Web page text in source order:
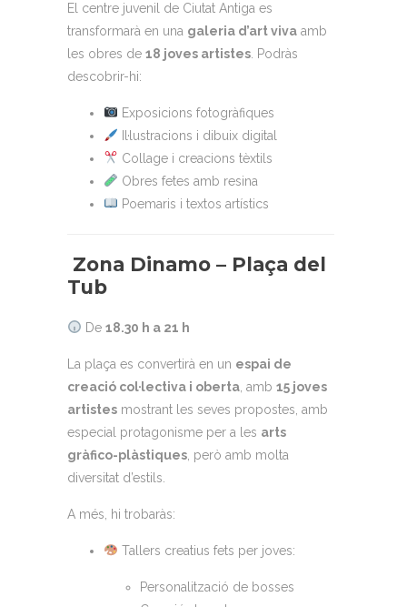
El centre juvenil de Ciutat Antiga es
transformarà en una galeria d’art viva amb
les obres de 18 joves artistes . Podràs
descobrir-hi:
Exposicions fotogràfiques
Il·lustracions i dibuix digital
Collage i creacions tèxtils
Obres fetes amb resina
Poemaris i textos artístics
Zona Dinamo – Plaça del
Tub
De 18.30 h a 21 h
La plaça es convertirà en un espai de
creació col·lectiva i oberta , amb 15 joves
artistes mostrant les seves propostes, amb
especial protagonisme per a les arts
gràfico-plàstiques , però amb molta
diversitat d’estils.
A més, hi trobaràs:
Tallers creatius fets per joves:
Personalització de bosses